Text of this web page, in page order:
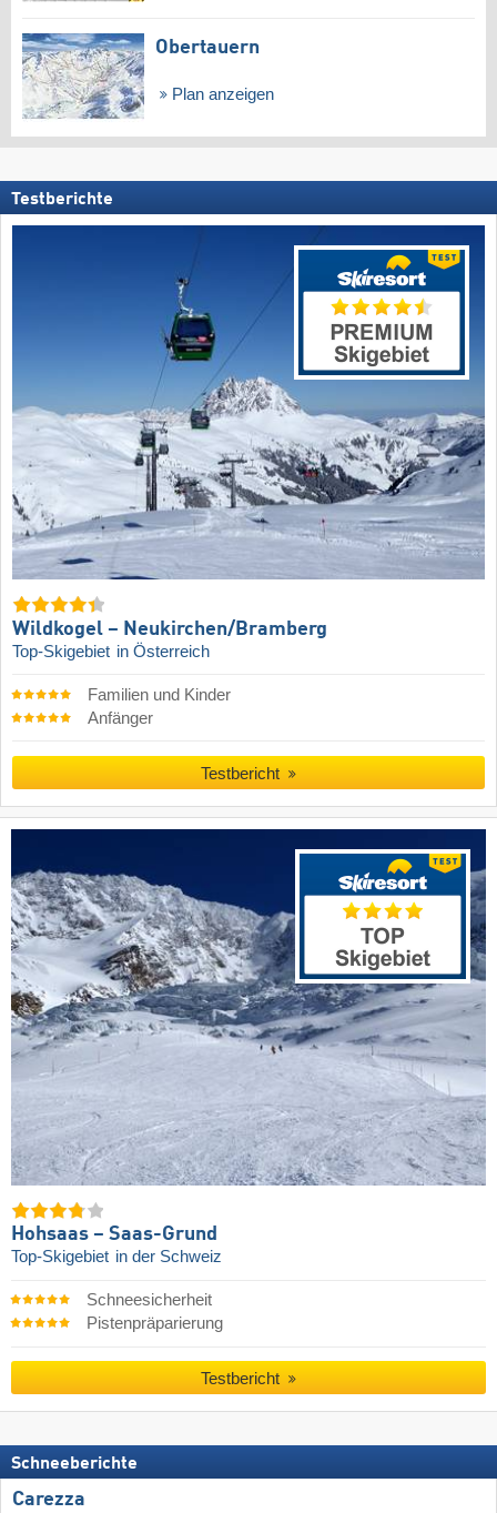
Obertauern
Plan anzeigen
Testberichte
Wildkogel – Neukirchen/​Bramberg
Top-Skigebiet in Österreich
Familien und Kinder
Anfänger
Testbericht
Hohsaas – Saas-Grund
Top-Skigebiet in der Schweiz
Schneesicherheit
Pistenpräparierung
Testbericht
Schneeberichte
Carezza